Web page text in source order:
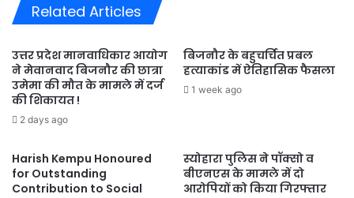
Related Articles
उत्तर प्रदेश मानवाधिकार आयोग
ने मेवानवाद बिजनौर की छात्रा
उमेमा की मौत के मामले में दर्ज
की शिकायत !
2 days ago
बिजनौर के बहुचर्चित प्रबल
हत्याकांड में ऐतिहासिक फैसला
1 week ago
Harish Kempu Honoured
for Outstanding
Contribution to Social
स्योहारा पुलिस ने पॉक्सो व
बीएनएस के मामले में दो
आरोपियों को किया गिरफ्तार